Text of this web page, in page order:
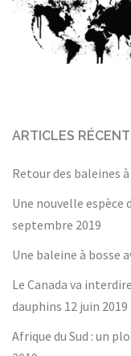
ARTICLES
Retour des baleines
Une nouvelle espèce
septembre 2019
Une baleine à bosse
Le Canada va
dauphins 12 juin 2019
Afrique du Sud : un